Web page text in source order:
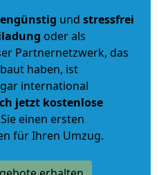
und stressfrei
oder als
Partnernetzwerk, das
haben, ist
international
jetzt kostenlose
einen ersten
für Ihren Umzug.